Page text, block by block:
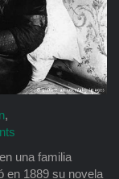
,
una familia
en 1889 su novela